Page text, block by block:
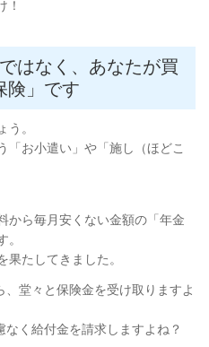
！
はなく、あなたが買
険」です
う。
「お小遣い」や「施し（ほどこ
から毎月安くない金額の「年金
果たしてきました。
、堂々と保険金を受け取りますよ
なく給付金を請求しますよね？